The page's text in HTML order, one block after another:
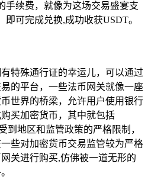
手续费，就像为这场交易盛宴支
可完成兑换,成功收获USDT。
特殊通行证的幸运儿，可以通过
的平台，一些法币网关就像一座
世界的桥梁，允许用户使用银行
买加密货币，其中就包括
到地区和监管政策的严格限制，
些对加密货币交易监管较为严格
关进行购买,仿佛被一道无形的